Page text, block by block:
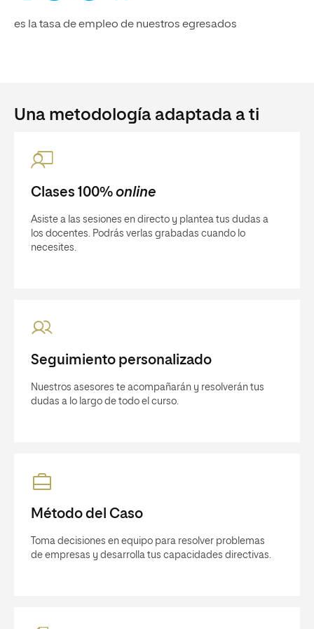
es la tasa de empleo de nuestros egresados
Una metodología adaptada a ti
Clases 100% online
Asiste a las sesiones en directo y plantea tus dudas a
los docentes. Podrás verlas grabadas cuando lo
necesites.
Seguimiento personalizado
Nuestros asesores te acompañarán y resolverán tus
dudas a lo largo de todo el curso.
Método del Caso
Toma decisiones en equipo para resolver problemas
de empresas y desarrolla tus capacidades directivas.